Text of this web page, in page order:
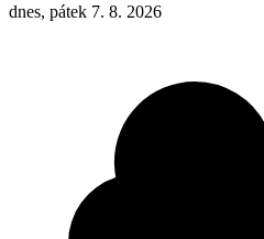
dnes, pátek 7. 8. 2026